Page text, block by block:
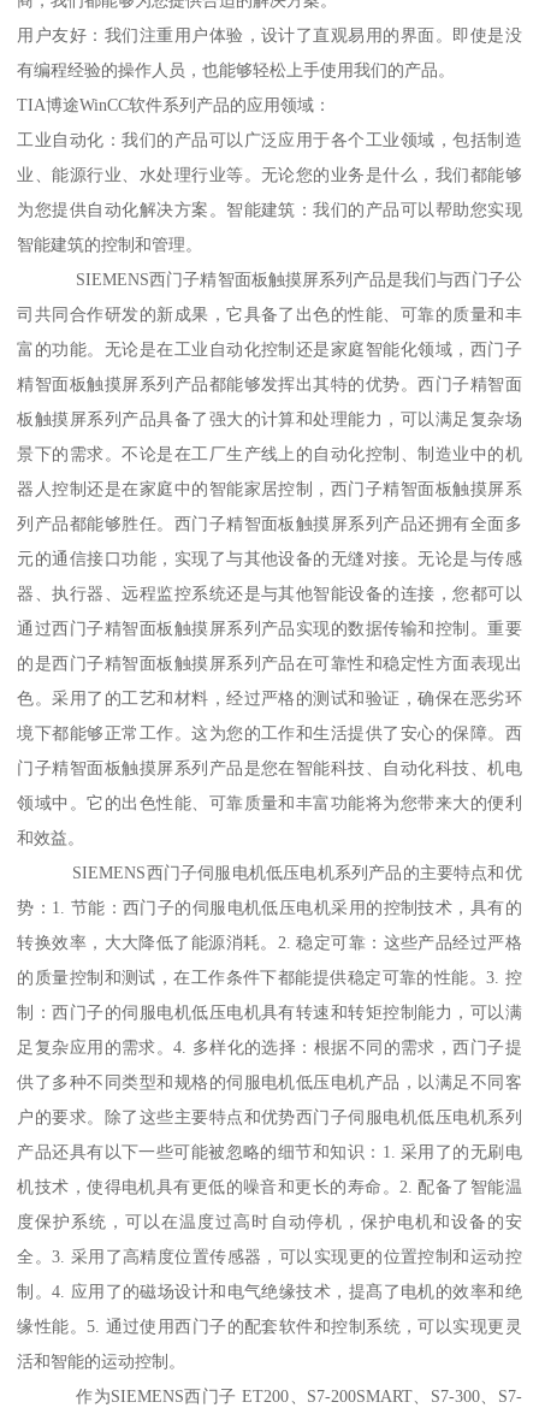
用户友好：我们注重用户体验，设计了直观易用的界面。即使是没
有编程经验的操作人员，也能够轻松上手使用我们的产品。
TIA博途WinCC软件系列产品的应用领域：
工业自动化：我们的产品可以广泛应用于各个工业领域，包括制造
业、能源行业、水处理行业等。无论您的业务是什么，我们都能够
为您提供自动化解决方案。智能建筑：我们的产品可以帮助您实现
智能建筑的控制和管理。
SIEMENS西门子精智面板触摸屏系列产品是我们与西门子公
司共同合作研发的新成果，它具备了出色的性能、可靠的质量和丰
富的功能。无论是在工业自动化控制还是家庭智能化领域，西门子
精智面板触摸屏系列产品都能够发挥出其特的优势。西门子精智面
板触摸屏系列产品具备了强大的计算和处理能力，可以满足复杂场
景下的需求。不论是在工厂生产线上的自动化控制、制造业中的机
器人控制还是在家庭中的智能家居控制，西门子精智面板触摸屏系
列产品都能够胜任。西门子精智面板触摸屏系列产品还拥有全面多
元的通信接口功能，实现了与其他设备的无缝对接。无论是与传感
器、执行器、远程监控系统还是与其他智能设备的连接，您都可以
通过西门子精智面板触摸屏系列产品实现的数据传输和控制。重要
的是西门子精智面板触摸屏系列产品在可靠性和稳定性方面表现出
色。采用了的工艺和材料，经过严格的测试和验证，确保在恶劣环
境下都能够正常工作。这为您的工作和生活提供了安心的保障。西
门子精智面板触摸屏系列产品是您在智能科技、自动化科技、机电
领域中。它的出色性能、可靠质量和丰富功能将为您带来大的便利
和效益。
SIEMENS西门子伺服电机低压电机系列产品的主要特点和优
势：1. 节能：西门子的伺服电机低压电机采用的控制技术，具有的
转换效率，大大降低了能源消耗。2. 稳定可靠：这些产品经过严格
的质量控制和测试，在工作条件下都能提供稳定可靠的性能。3. 控
制：西门子的伺服电机低压电机具有转速和转矩控制能力，可以满
足复杂应用的需求。4. 多样化的选择：根据不同的需求，西门子提
供了多种不同类型和规格的伺服电机低压电机产品，以满足不同客
户的要求。除了这些主要特点和优势西门子伺服电机低压电机系列
产品还具有以下一些可能被忽略的细节和知识：1. 采用了的无刷电
机技术，使得电机具有更低的噪音和更长的寿命。2. 配备了智能温
度保护系统，可以在温度过高时自动停机，保护电机和设备的安
全。3. 采用了高精度位置传感器，可以实现更的位置控制和运动控
制。4. 应用了的磁场设计和电气绝缘技术，提髙了电机的效率和绝
缘性能。5. 通过使用西门子的配套软件和控制系统，可以实现更灵
活和智能的运动控制。
作为SIEMENS西门子 ET200、S7-200SMART、S7-300、S7-